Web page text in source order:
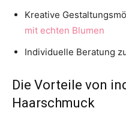
Kreative
mit echten Blumen
Individuelle Beratung
Die Vorteile von
Haarschmuck